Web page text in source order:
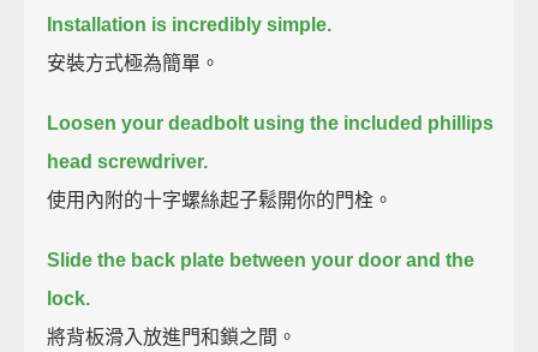
Installation is incredibly simple.
安裝方式極為簡單。
Loosen your deadbolt using the included phillips
head screwdriver.
使用內附的十字螺絲起子鬆開你的門栓。
Slide the back plate between your door and the
lock.
將背板滑入放進門和鎖之間。